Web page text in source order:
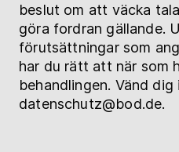
beslut om att väcka
göra fordran gällande.
förutsättningar som
har du rätt att när som
behandlingen. Vänd
datenschutz@bod.de.